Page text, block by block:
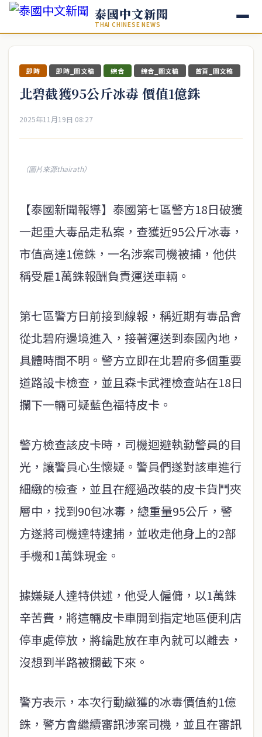
泰國中文新聞
THAI CHINESE NEWS
即時 即時_圖文稿 綜合 綜合_圖文稿 首頁_圖文稿
北碧截獲95公斤冰毒 價值1億銖
2025年11月19日 08:27
（圖片來源thairath）
【泰國新聞報導】泰國第七區警方18日破獲
一起重大毒品走私案，查獲近95公斤冰毒，
市值高達1億銖，一名涉案司機被捕，他供
稱受雇1萬銖報酬負責運送車輛。
第七區警方日前接到線報，稱近期有毒品會
從北碧府邊境進入，接著運送到泰國內地，
具體時間不明。警方立即在北碧府多個重要
道路設卡檢查，並且森卡武裡檢查站在18日
攔下一輛可疑藍色福特皮卡。
警方檢查該皮卡時，司機迴避執勤警員的目
光，讓警員心生懷疑。警員們遂對該車進行
細緻的檢查，並且在經過改裝的皮卡貨鬥夾
層中，找到90包冰毒，總重量95公斤，警
方遂將司機達特逮捕，並收走他身上的2部
手機和1萬銖現金。
據嫌疑人達特供述，他受人僱傭，以1萬銖
辛苦費，將這輛皮卡車開到指定地區便利店
停車處停放，將鑰匙放在車內就可以離去，
沒想到半路被攔截下來。
警方表示，本次行動繳獲的冰毒價值約1億
銖，警方會繼續審訊涉案司機，並且在審訊